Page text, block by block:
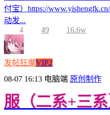
付宝）https://
动发...
4
49 16.6w
发帖狂魔VIP2
08-07 16:13 电脑端 原创制作
服（二系+三